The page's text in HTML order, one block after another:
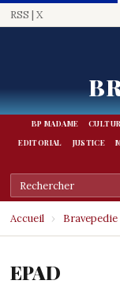
RSS | X
BP MADAME
EDITORIAL
JUSTICE
Accueil › Bravepedie
EPAD